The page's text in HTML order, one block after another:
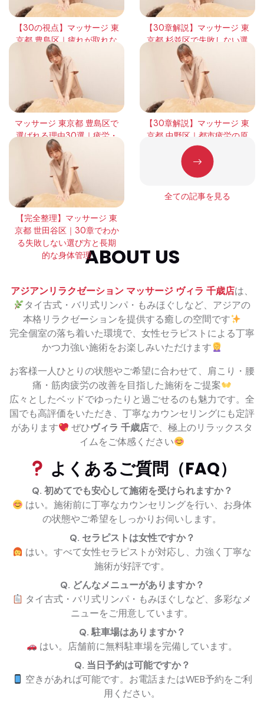
【30の視点】マッサージ 東
京都 豊島区｜疲れが取れな
い本当の理由と回復の考え
方
【30章解説】マッサージ 東
京都 杉並区で失敗しない選
び方｜頻度・効果・体感の
違いを徹底整理
マッサージ 東京都 豊島区で
選ばれる理由30選｜疲労・
緊張・回復の本質を徹底解
説
【30章解説】マッサージ 東
京都 中野区｜都市疲労の原
因と正しい整え方
【完全整理】マッサージ 東
京都 世田谷区｜30章でわか
る失敗しない選び方と長期
的な身体管理
全ての記事を見る
ABOUT US
アジアンリラクゼーション マッサージ ヴィラ 千歳店は、
タイ古式・バリ式リンパ・もみほぐしなど、アジアの
本格リラクゼーションを提供する癒しの空間です
完全個室の落ち着いた環境で、女性セラピストによる丁寧
かつ力強い施術をお楽しみいただけます
お客様一人ひとりの状態やご希望に合わせて、肩こり・腰
痛・筋肉疲労の改善を目指した施術をご提案
広々としたベッドでゆったりと過ごせるのも魅力です。全
国でも高評価をいただき、丁寧なカウンセリングにも定評
があります
ぜひヴィラ 千歳店で、極上のリラックスタ
イムをご体感ください
よくあるご質問（FAQ）
Q. 初めてでも安心して施術を受けられますか？
はい。施術前に丁寧なカウンセリングを行い、お身体
の状態やご希望をしっかりお伺いします。
Q. セラピストは女性ですか？
はい。すべて女性セラピストが対応し、力強く丁寧な
施術が好評です。
Q. どんなメニューがありますか？
タイ古式・バリ式リンパ・もみほぐしなど、多彩なメ
ニューをご用意しています。
Q. 駐車場はありますか？
はい。店舗前に無料駐車場を完備しています。
Q. 当日予約は可能ですか？
空きがあれば可能です。お電話またはWEB予約をご利
用ください。